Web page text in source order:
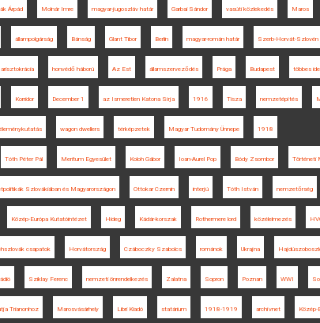
Árpád Molnár Imre magyar-jugoszláv határ Garbai Sándor vasúti közlekedés Maros
állampolgárság Bánság Glant Tibor Berlin magyar-román határ Szerb-Horvát-Szlovén
arisztokrácia honvédő háború Az Est államszerveződés Prága Budapest többes
Korridor December 1 az Ismeretlen Katona Sírja 1916 Tisza nemzetépítés
wagon dwellers térképzetek Magyar Tudomány Ünnepe 1918
Tóth Péter Pál Meritum Egyesület Koloh Gábor Ioan-Aurel Pop Bódy Zsombor Történeti
Szlovákiában és Magyarországon Ottokar Czernin interjú Tóth István nemzetőrség
Közép-Európa Kutatóintézet Hideg Kádár-korszak Rothermere lord közélelmezés
csapatok Horvátország Czáboczky Szabolcs románok Ukrajna
Sziklay Ferenc nemzeti önrendelkezés Zalatna Sopron Poznan WWI
Trianonhoz Marosvásárhely Libri Kiadó statárium 1918-1919 archívnet Közép-